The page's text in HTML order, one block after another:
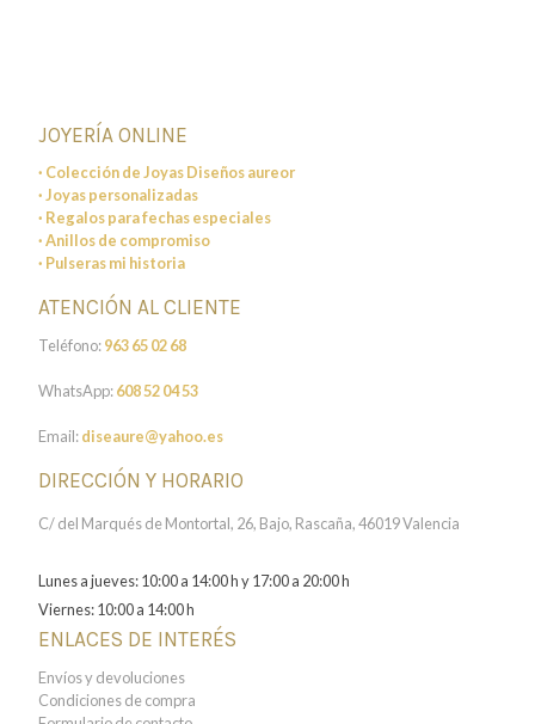
JOYERÍA ONLINE
· Colección de Joyas Diseños aureor
· Joyas personalizadas
· Regalos para fechas especiales
· Anillos de compromiso
· Pulseras mi historia
ATENCIÓN AL CLIENTE
Teléfono:963 65 02 68
WhatsApp:608 52 04 53
Email:diseaure@yahoo.es
DIRECCIÓN Y HORARIO
C/ del Marqués de Montortal, 26, Bajo, Rascaña, 46019 Valencia
Lunes a jueves: 10:00 a 14:00 h y 17:00 a 20:00 h
Viernes: 10:00 a 14:00 h
ENLACES DE INTERÉS
Envíos y devoluciones
Condiciones de compra